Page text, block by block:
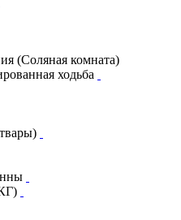
(Соляная комната)
ходьба